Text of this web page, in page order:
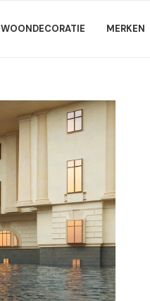
WOONDECORATIE MERKEN